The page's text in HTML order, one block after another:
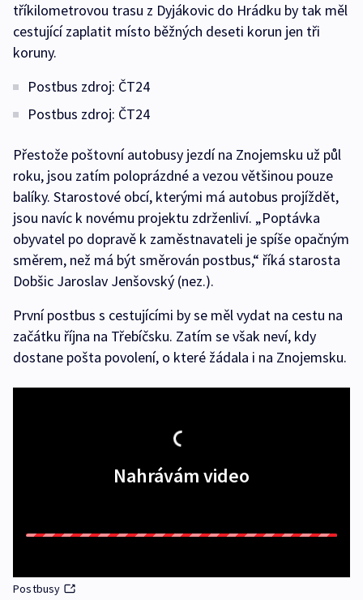
tříkilometrovou trasu z Dyjákovic do Hrádku by tak měl
cestující zaplatit místo běžných deseti korun jen tři
koruny.
Postbus zdroj: ČT24
Postbus zdroj: ČT24
Přestože poštovní autobusy jezdí na Znojemsku už půl
roku, jsou zatím poloprázdné a vezou většinou pouze
balíky. Starostové obcí, kterými má autobus projíždět,
jsou navíc k novému projektu zdrženliví. „Poptávka
obyvatel po dopravě k zaměstnavateli je spíše opačným
směrem, než má být směrován postbus,“ říká starosta
Dobšic Jaroslav Jenšovský (nez.).
První postbus s cestujícími by se měl vydat na cestu na
začátku října na Třebíčsku. Zatím se však neví, kdy
dostane pošta povolení, o které žádala i na Znojemsku.
Nahrávám video
Postbusy